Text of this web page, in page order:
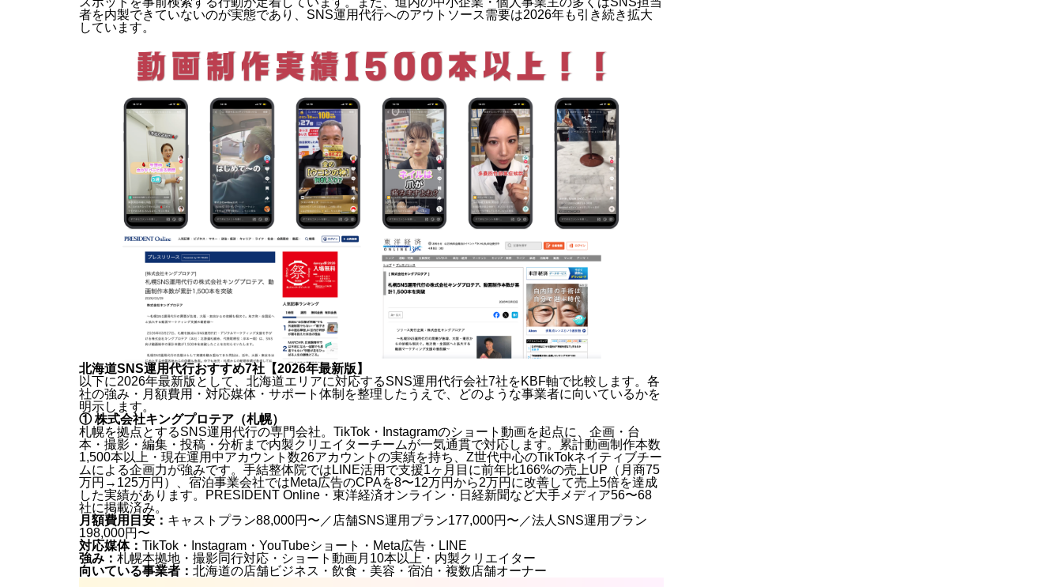
者を内製できていないのが実態であり、SNS運用代行へのアウトソース需要は2026年も引き続き拡大
しています。
北海道SNS運用代行おすすめ7社【2026年最新版】
以下に2026年最新版として、北海道エリアに対応するSNS運用代行会社7社をKBF軸で比較します。各
社の強み・月額費用・対応媒体・サポート体制を整理したうえで、どのような事業者に向いているかを
明示します。
① 株式会社キングプロテア（札幌）
札幌を拠点とするSNS運用代行の専門会社。TikTok・Instagramのショート動画を起点に、企画・台
本・撮影・編集・投稿・分析まで内製クリエイターチームが一気通貫で対応します。累計動画制作本数
1,500本以上・現在運用中アカウント数26アカウントの実績を持ち、Z世代中心のTikTokネイティブチー
ムによる企画力が強みです。手結整体院ではLINE活用で支援1ヶ月目に前年比166%の売上UP（月商75
万円→125万円）、宿泊事業会社ではMeta広告のCPAを8〜12万円から2万円に改善して売上5倍を達成
した実績があります。PRESIDENT Online・東洋経済オンライン・日経新聞など大手メディア56〜68
社に掲載済み。
月額費用目安： キャストプラン88,000円〜／店舗SNS運用プラン177,000円〜／法人SNS運用プラン
198,000円〜
対応媒体： TikTok・Instagram・YouTubeショート・Meta広告・LINE
強み： 札幌本拠地・撮影同行対応・ショート動画月10本以上・内製クリエイター
向いている事業者： 北海道の店舗ビジネス・飲食・美容・宿泊・複数店舗オーナー